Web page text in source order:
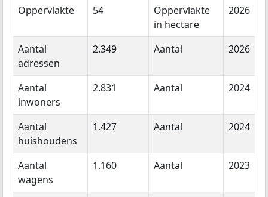
Oppervlakte 54
Oppervlakte
in hectare
2026
Aantal
adressen
2.349 Aantal 2026
Aantal
inwoners
2.831 Aantal 2024
Aantal
huishoudens
1.427 Aantal 2024
Aantal
wagens
1.160 Aantal 2023